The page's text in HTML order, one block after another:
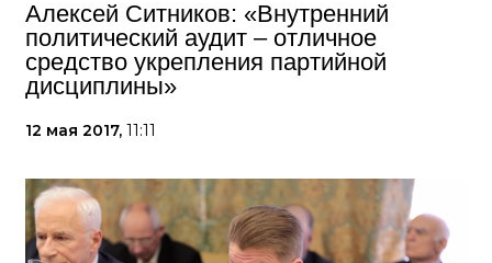
Алексей Ситников: «Внутренний
политический аудит – отличное
средство укрепления партийной
дисциплины»
12 мая 2017, 11:11